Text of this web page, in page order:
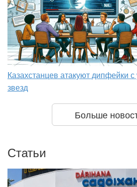
Казахстанцев атакуют дипфейки
звезд
Больше
Статьи